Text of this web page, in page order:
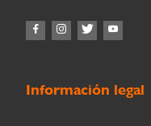
Información legal